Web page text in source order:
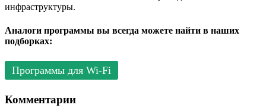
инфраструктуры.
Аналоги программы вы всегда можете найти в наших
подборках:
Программы для Wi-Fi
Комментарии